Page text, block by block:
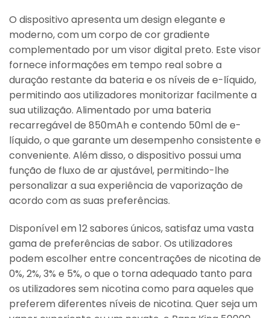
O dispositivo apresenta um design elegante e
moderno, com um corpo de cor gradiente
complementado por um visor digital preto. Este visor
fornece informações em tempo real sobre a
duração restante da bateria e os níveis de e-líquido,
permitindo aos utilizadores monitorizar facilmente a
sua utilização. Alimentado por uma bateria
recarregável de 850mAh e contendo 50ml de e-
líquido, o que garante um desempenho consistente e
conveniente. Além disso, o dispositivo possui uma
função de fluxo de ar ajustável, permitindo-lhe
personalizar a sua experiência de vaporização de
acordo com as suas preferências.
Disponível em 12 sabores únicos, satisfaz uma vasta
gama de preferências de sabor. Os utilizadores
podem escolher entre concentrações de nicotina de
0%, 2%, 3% e 5%, o que o torna adequado tanto para
os utilizadores sem nicotina como para aqueles que
preferem diferentes níveis de nicotina. Quer seja um